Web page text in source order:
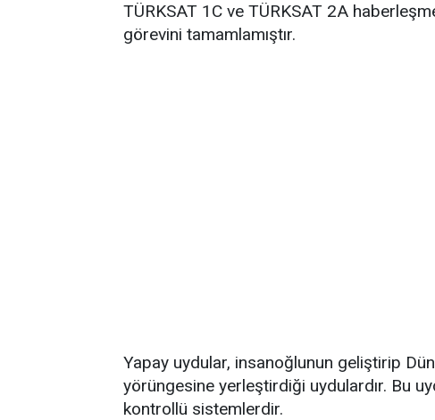
TÜRKSAT 1C ve TÜRKSAT 2A
görevini tamamlamıştır.
Yapay uydular, insanoğlunun geliştirip
yörüngesine yerleştirdiği uydulardır. Bu
kontrollü sistemlerdir.